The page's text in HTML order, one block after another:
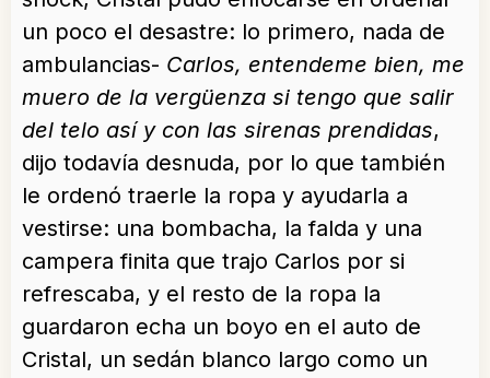
un poco el desastre: lo primero, nada de
ambulancias- Carlos, entendeme bien, me
muero de la vergüenza si tengo que salir
del telo así y con las sirenas prendidas,
dijo todavía desnuda, por lo que también
le ordenó traerle la ropa y ayudarla a
vestirse: una bombacha, la falda y una
campera finita que trajo Carlos por si
refrescaba, y el resto de la ropa la
guardaron echa un boyo en el auto de
Cristal, un sedán blanco largo como un